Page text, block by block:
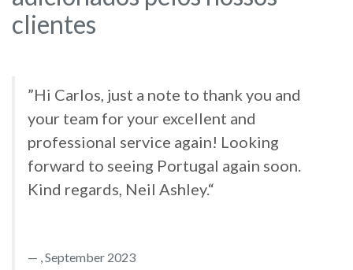
clientes
”Hi Carlos, just a note to thank you and
your team for your excellent and
professional service again! Looking
forward to seeing Portugal again soon.
Kind regards, Neil Ashley.“
, September 2023